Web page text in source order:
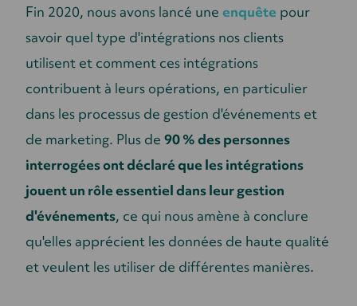
Fin 2020, nous avons lancé une enquête pour
savoir quel type d'intégrations nos clients
utilisent et comment ces intégrations
contribuent à leurs opérations, en particulier
dans les processus de gestion d'événements et
de marketing. Plus de 90 % des personnes
interrogées ont déclaré que les intégrations
jouent un rôle essentiel dans leur gestion
d'événements, ce qui nous amène à conclure
qu'elles apprécient les données de haute qualité
et veulent les utiliser de différentes manières.